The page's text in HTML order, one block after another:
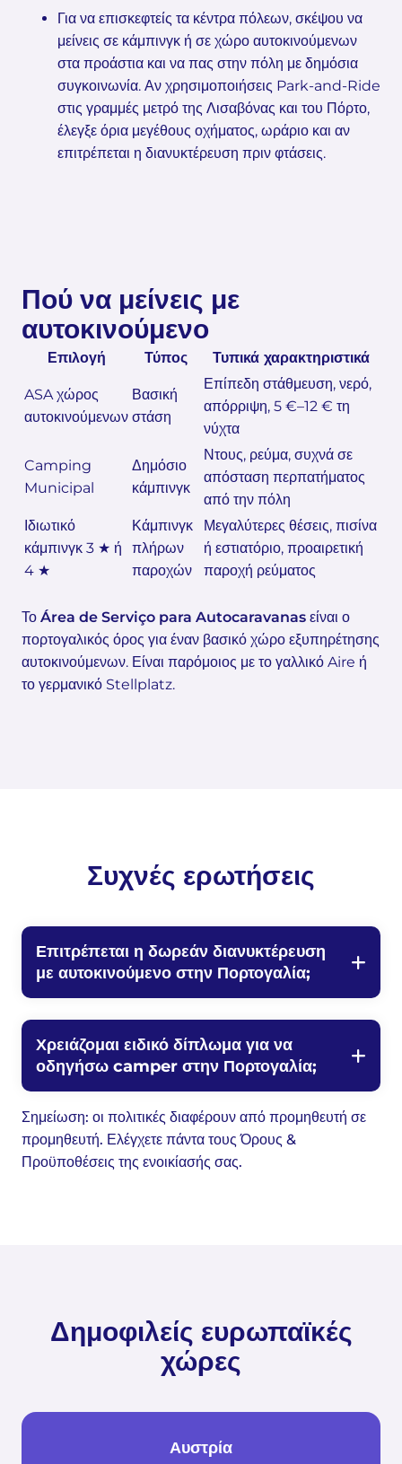
Για να επισκεφτείς τα κέντρα πόλεων, σκέψου να
μείνεις σε κάμπινγκ ή σε χώρο αυτοκινούμενων
στα προάστια και να πας στην πόλη με δημόσια
συγκοινωνία. Αν χρησιμοποιήσεις Park-and-Ride
στις γραμμές μετρό της Λισαβόνας και του Πόρτο,
έλεγξε όρια μεγέθους οχήματος, ωράριο και αν
επιτρέπεται η διανυκτέρευση πριν φτάσεις.
Πού να μείνεις με
αυτοκινούμενο
Επιλογή Τύπος Τυπικά χαρακτηριστικά
ASA χώρος
αυτοκινούμενων
Βασική
στάση
Επίπεδη στάθμευση, νερό,
απόρριψη, 5 €–12 € τη
νύχτα
Camping
Municipal
Δημόσιο
κάμπινγκ
Ντους, ρεύμα, συχνά σε
απόσταση περπατήματος
από την πόλη
Ιδιωτικό
κάμπινγκ 3 ★ ή
4 ★
Κάμπινγκ
πλήρων
παροχών
Μεγαλύτερες θέσεις, πισίνα
ή εστιατόριο, προαιρετική
παροχή ρεύματος
Το Área de Serviço para Autocaravanas είναι ο
πορτογαλικός όρος για έναν βασικό χώρο εξυπηρέτησης
αυτοκινούμενων. Είναι παρόμοιος με το γαλλικό Aire ή
το γερμανικό Stellplatz.
Συχνές ερωτήσεις
Επιτρέπεται η δωρεάν διανυκτέρευση
με αυτοκινούμενο στην Πορτογαλία;
Χρειάζομαι ειδικό δίπλωμα για να
οδηγήσω camper στην Πορτογαλία;
Σημείωση: οι πολιτικές διαφέρουν από προμηθευτή σε
προμηθευτή. Ελέγχετε πάντα τους Όρους &
Προϋποθέσεις της ενοικίασής σας.
Δημοφιλείς ευρωπαϊκές
χώρες
Αυστρία